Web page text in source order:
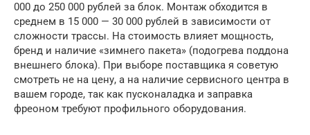
000 до 250 000 рублей за блок. Монтаж обходится в
среднем в 15 000 — 30 000 рублей в зависимости от
сложности трассы. На стоимость влияет мощность,
бренд и наличие «зимнего пакета» (подогрева поддона
внешнего блока). При выборе поставщика я советую
смотреть не на цену, а на наличие сервисного центра в
вашем городе, так как пусконаладка и заправка
фреоном требуют профильного оборудования.